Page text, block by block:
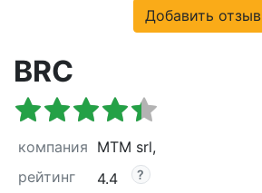
Добавить отзыв
BRC
компания MTM srl,
рейтинг
4.4